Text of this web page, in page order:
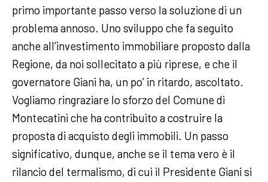
primo importante passo verso la soluzione di un
problema annoso. Uno sviluppo che fa seguito
anche all’investimento immobiliare proposto dalla
Regione, da noi sollecitato a più riprese, e che il
governatore Giani ha, un po’ in ritardo, ascoltato.
Vogliamo ringraziare lo sforzo del Comune di
Montecatini che ha contribuito a costruire la
proposta di acquisto degli immobili. Un passo
significativo, dunque, anche se il tema vero è il
rilancio del termalismo, di cui il Presidente Giani si